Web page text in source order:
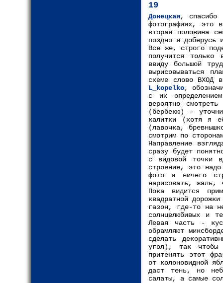
19
Донецкая, спасибо
фотографиях, это
вторая половина
поздно я
Все же, строго
получится только
ввиду большой
вырисовываться
схеме слово ВХОД
L_kopelko,
с их
вероятно
(бербекю) -
калитки (хотя я
(лавочка,
смотрим по
Направление
сразу будет
с видовой точки
строение, это
фото я ничего
нарисовать, жаль,
Пока видится
квадратной
газон, где-то на
солнцелюбивых и
Левая часть -
обрамляют
сделать
угол), так чтобы
притенять этот
от колоновидной
даст тень, но
салаты, а самые